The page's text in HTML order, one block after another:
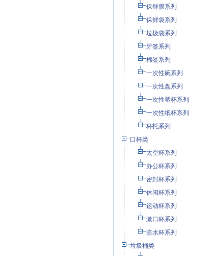
保鲜膜系列
保鲜袋系列
垃圾袋系列
牙签系列
棉签系列
一次性碗系列
一次性盘系列
一次性塑杯系列
一次性纸杯系列
杯托系列
口杯类
太空杯系列
办公杯系列
密封杯系列
休闲杯系列
运动杯系列
漱口杯系列
凉水杯系列
垃圾桶类